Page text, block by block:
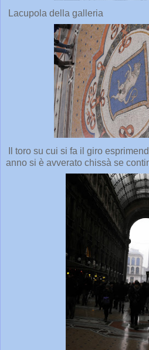
Lacupola della galleria
Il toro su cui si fa il giro
anno si è avverato chissà se